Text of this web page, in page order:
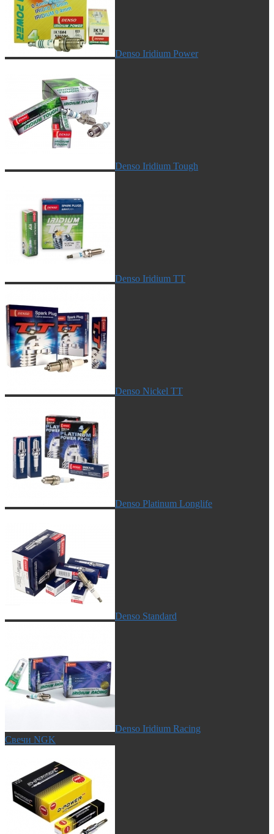
Denso Iridium Power
Denso Iridium Tough
Denso Iridium TT
Denso Nickel TT
Denso Platinum Longlife
Denso Standard
Denso Iridium Racing
Свечи NGK